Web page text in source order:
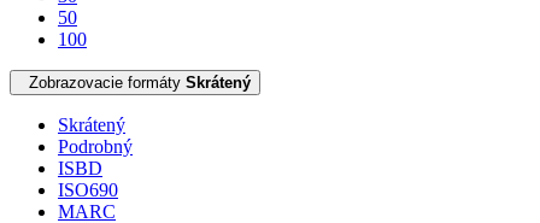
50
100
Zobrazovacie formáty Skrátený
Skrátený
Podrobný
ISBD
ISO690
MARC